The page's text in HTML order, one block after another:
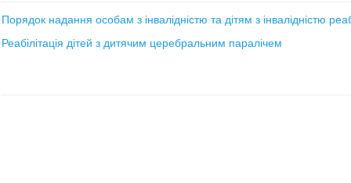
Порядок надання особам з інвалідністю та дітям з інвалідністю
Реабілітація дітей з дитячим церебральним паралічем